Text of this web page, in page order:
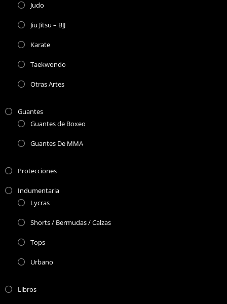
Judo
Jiu Jitsu – BJJ
Karate
Taekwondo
Otras Artes
Guantes
Guantes de Boxeo
Guantes De MMA
Protecciones
Indumentaria
Lycras
Shorts / Bermudas / Calzas
Tops
Urbano
Libros